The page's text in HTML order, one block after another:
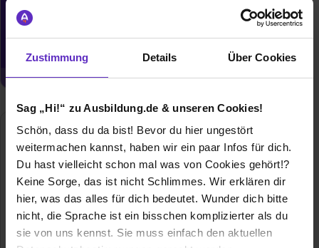
Zustimmung Details Über Cookies
Sag „Hi!“ zu Ausbildung.de & unseren Cookies!
Schön, dass du da bist! Bevor du hier ungestört
weitermachen kannst, haben wir ein paar Infos für dich.
Du hast vielleicht schon mal was von Cookies gehört!?
Keine Sorge, das ist nicht Schlimmes. Wir erklären dir
hier, was das alles für dich bedeutet. Wunder dich bitte
nicht, die Sprache ist ein bisschen komplizierter als du
sie von uns kennst. Sie muss einfach den aktuellen
Du möchtest neue Stellen automatisch
zugeschickt bekommen?
Jetzt aktivieren
ZahnLevin GbR